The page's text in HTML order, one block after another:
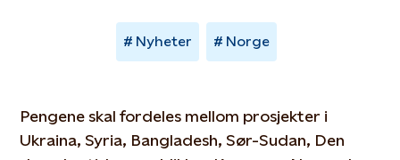
Nyheter Norge
Pengene skal fordeles mellom prosjekter i
Ukraina, Syria, Bangladesh, Sør-Sudan, Den